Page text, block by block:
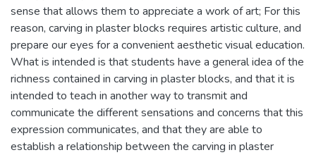
sense that allows them to appreciate a work of art; For this
reason, carving in plaster blocks requires artistic culture, and
prepare our eyes for a convenient aesthetic visual education.
What is intended is that students have a general idea of the
richness contained in carving in plaster blocks, and that it is
intended to teach in another way to transmit and
communicate the different sensations and concerns that this
expression communicates, and that they are able to
establish a relationship between the carving in plaster